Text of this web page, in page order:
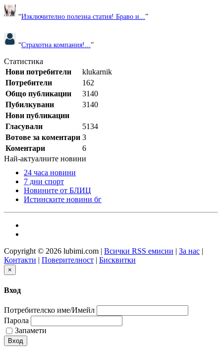
“Изключително полезна статия! Браво и... ”
“Страхотна компания!... ”
Статистика
Нови потребители
klukarnik
Потребители
162
Общо публикации
3140
Пубилкувани
3140
Нови публикации
Гласували
5134
Вотове за коментари 3
Коментари
6
Най-актуалните новини
24 часа новини
7 дни спорт
Новините от БЛИЦ
Истинските новини бг
Copyright © 2026 lubimi.com | Всички RSS емисии | За нас |
Контакти | Поверителност | Бисквитки
×
Вход
Потребителско име/Имейл
Парола
Запамети